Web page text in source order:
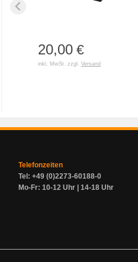
20,00 €
inkl. MwSt. zzgl. Versand
Telefonzeiten
Tel: +49 (0)2273-60188-0
Mo-Fr: 10-12 Uhr | 14-18 Uhr